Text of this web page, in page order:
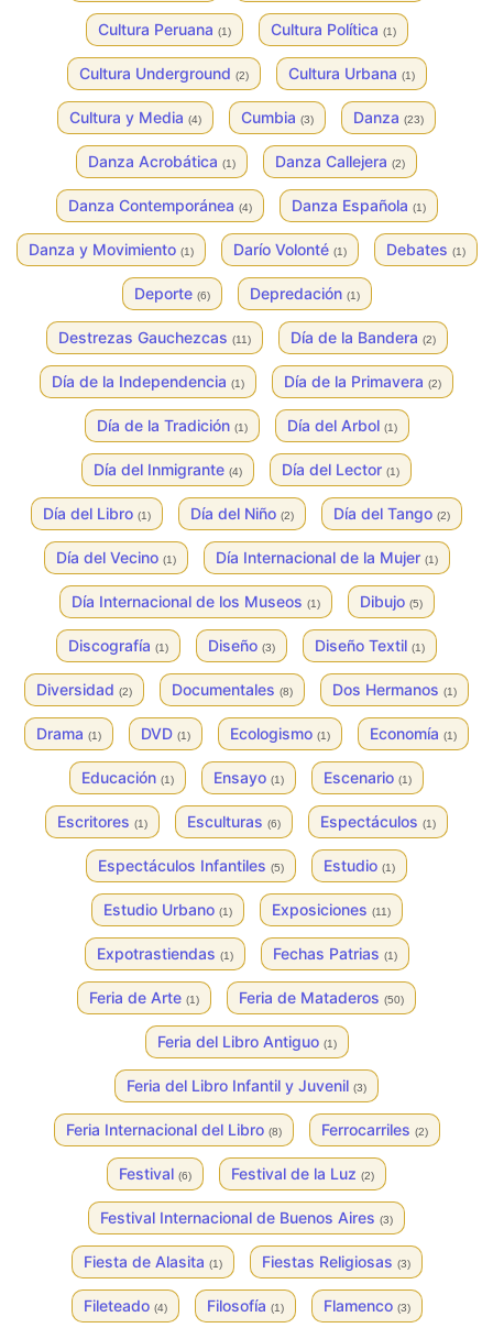
Cultura Peruana (1) Cultura Política (1)
Cultura Underground (2) Cultura Urbana (1)
Cultura y Media (4) Cumbia (3) Danza (23)
Danza Acrobática (1) Danza Callejera (2)
Danza Contemporánea (4) Danza Española (1)
Danza y Movimiento (1) Darío Volonté (1) Debates (1)
Deporte (6) Depredación (1)
Destrezas Gauchezcas (11) Día de la Bandera (2)
Día de la Independencia (1) Día de la Primavera (2)
Día de la Tradición (1) Día del Arbol (1)
Día del Inmigrante (4) Día del Lector (1)
Día del Libro (1) Día del Niño (2) Día del Tango (2)
Día del Vecino (1) Día Internacional de la Mujer (1)
Día Internacional de los Museos (1) Dibujo (5)
Discografía (1) Diseño (3) Diseño Textil (1)
Diversidad (2) Documentales (8) Dos Hermanos (1)
Drama (1) DVD (1) Ecologismo (1) Economía (1)
Educación (1) Ensayo (1) Escenario (1)
Escritores (1) Esculturas (6) Espectáculos (1)
Espectáculos Infantiles (5) Estudio (1)
Estudio Urbano (1) Exposiciones (11)
Expotrastiendas (1) Fechas Patrias (1)
Feria de Arte (1) Feria de Mataderos (50)
Feria del Libro Antiguo (1)
Feria del Libro Infantil y Juvenil (3)
Feria Internacional del Libro (8) Ferrocarriles (2)
Festival (6) Festival de la Luz (2)
Festival Internacional de Buenos Aires (3)
Fiesta de Alasita (1) Fiestas Religiosas (3)
Fileteado (4) Filosofía (1) Flamenco (3)